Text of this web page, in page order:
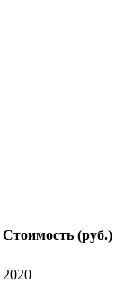
Стоимость (руб.)
2020